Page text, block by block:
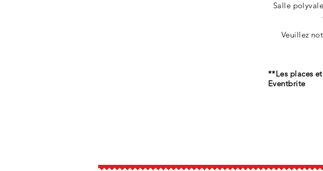
Salle
Veuillez
**Les places
Eventbrite